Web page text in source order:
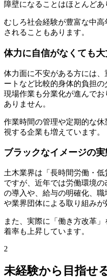
障壁になることはほとんどあ
むしろ社会経験が豊富な中
されることもあります。
体力に自信がなくても大
体力面に不安がある方には
ートなど比較的身体的負担の
現場作業も分業化が進んで
ありません。
作業時間の管理や定期的な
視する企業も増えています。
ブラックなイメージの
土木業界は「長時間労働・
ですが、近年では労働環境
の導入や、給与の明確化、
や業界団体による取り組みが
また、実際に「働き方改革
着率も上昇しています。
2
未経験から目指せ